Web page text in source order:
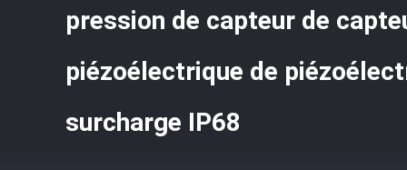
pression de capteur de
piézoélectrique de
surcharge IP68